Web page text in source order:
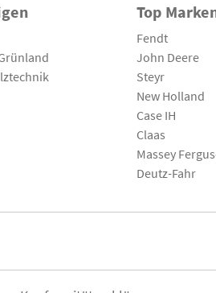
Top
Fendt
John Deere
Steyr
New Holland
Case IH
Claas
Massey
Deutz-Fahr